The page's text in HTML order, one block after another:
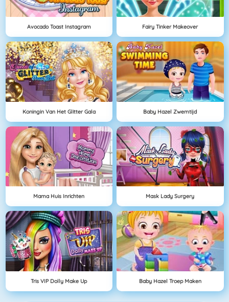
Avocado Toast Instagram Fairy Tinker Makeover
Koningin Van Het Glitter Gala Baby Hazel Zwemtijd
Mama Huis Inrichten Mask Lady Surgery
Tris VIP Dolly Make Up Baby Hazel Troep Maken